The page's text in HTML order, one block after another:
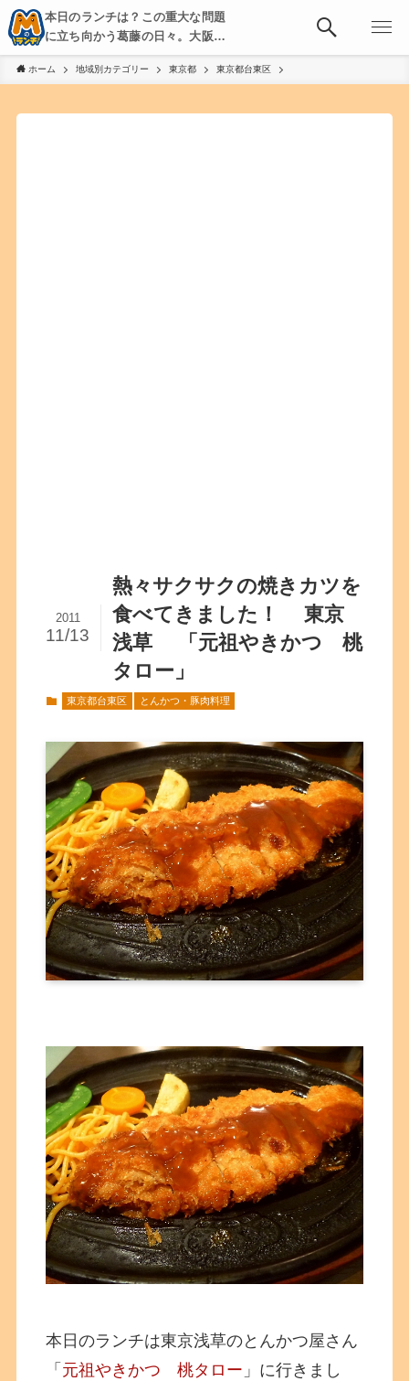
本日のランチは？この重大な問題
に立ち向かう葛藤の日々。大阪・
京都・神戸を中心とした食べ歩
き、飲み歩きを綴る。
ホーム 地域別カテゴリー 東京都 東京都台東区
熱々サクサクの焼きカツを
食べてきました！ 東京
浅草 「元祖やきかつ 桃
タロー」
2011
11/13
東京都台東区 とんかつ・豚肉料理
本日のランチは東京浅草のとんかつ屋さん
「 元祖やきかつ 桃タロー 」に行きまし